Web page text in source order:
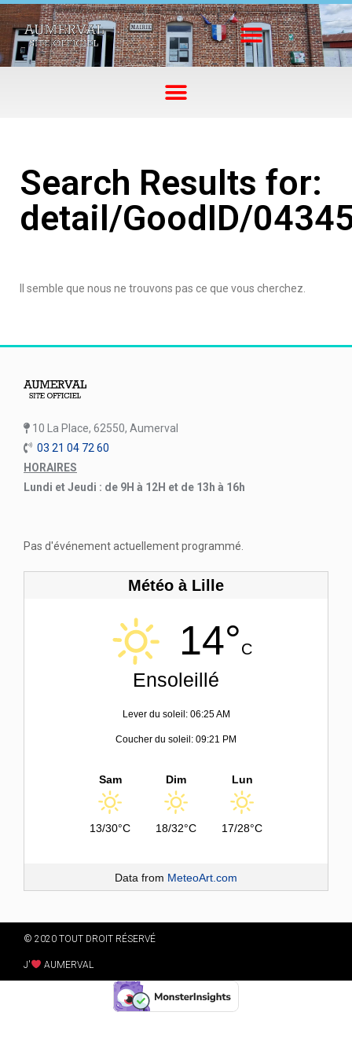
Search Results for:
detail/GoodID/
Il semble que nous ne trouvons pas ce que vous cherchez.
10 La Place, 62550, Aumerval
03 21 04 72 60
HORAIRES
Lundi et Jeudi : de 9H à 12H et de 13h à 16h
Pas d'événement actuellement programmé.
Météo à Lille
14°C
Ensoleillé
Lever du soleil: 06:25 AM
Coucher du soleil: 09:21 PM
Sam
13/30°C
Dim
18/32°C
Lun
17/28°C
Data from MeteoArt.com
© 2020 TOUT DROIT RÉSERVÉ
J' AUMERVAL